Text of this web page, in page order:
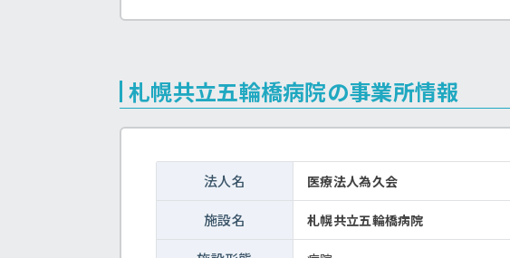
札幌共立五輪橋病院の事業所情報
法人名 医療法人為久会
施設名 札幌共立五輪橋病院